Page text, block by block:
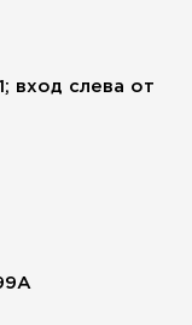
вход слева от